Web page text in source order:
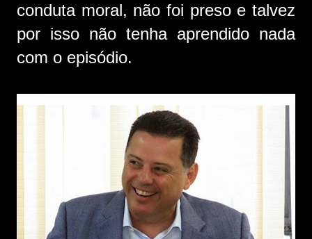
conduta moral, não foi preso e talvez
por isso não tenha aprendido nada
com o episódio.